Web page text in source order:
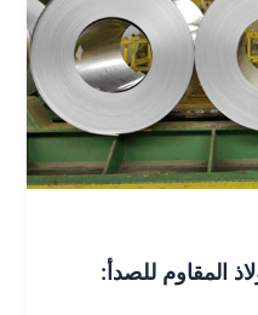
المقاوم للصدأ: